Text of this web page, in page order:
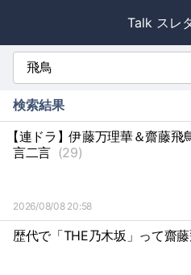
Talk スレ
検索結果
【連ドラ】伊藤万理華＆齋藤
言二言 (29)
2026/08/08 20:58
歴代で「THE乃木坂」って齋